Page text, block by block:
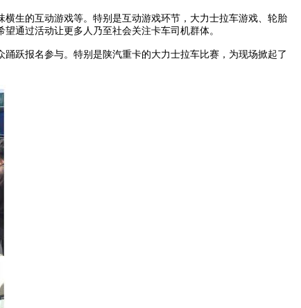
生的互动游戏等。特别是互动游戏环节，大力士拉车游戏、轮胎
通过活动让更多人乃至社会关注卡车司机群体。
跃报名参与。特别是陕汽重卡的大力士拉车比赛，为现场掀起了